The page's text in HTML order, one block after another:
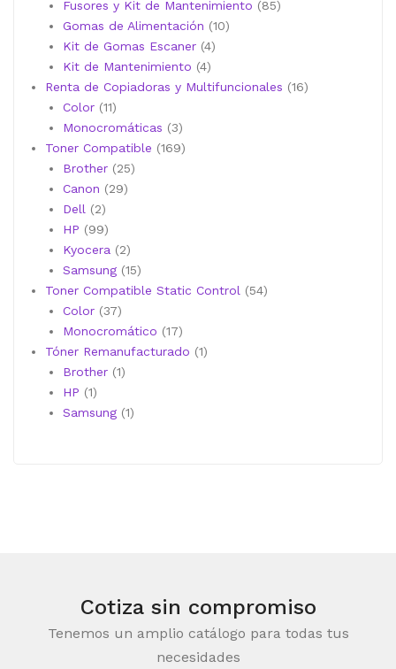
productos
Fusores y Kit de Mantenimiento 8585
Gomas de Alimentación 1010
Kit de Gomas Escaner 44
Kit de Mantenimiento 44
productos
Renta de Copiadoras y Multifuncionales 1616
Color 1111
productos
Monocromáticas 33
productos
Toner Compatible 169169
Brother 2525
Canon 2929
Dell 22
productos
HP 9999
productos
Kyocera 22
productos
Samsung 1515
productos
Toner Compatible Static Control 5454
Color 3737
productos
Monocromático 1717
productos
Tóner Remanufacturado 11
Brother 11
HP 11
producto
Samsung 11
Cotiza sin compromiso
Tenemos un amplio catálogo para todas tus
necesidades